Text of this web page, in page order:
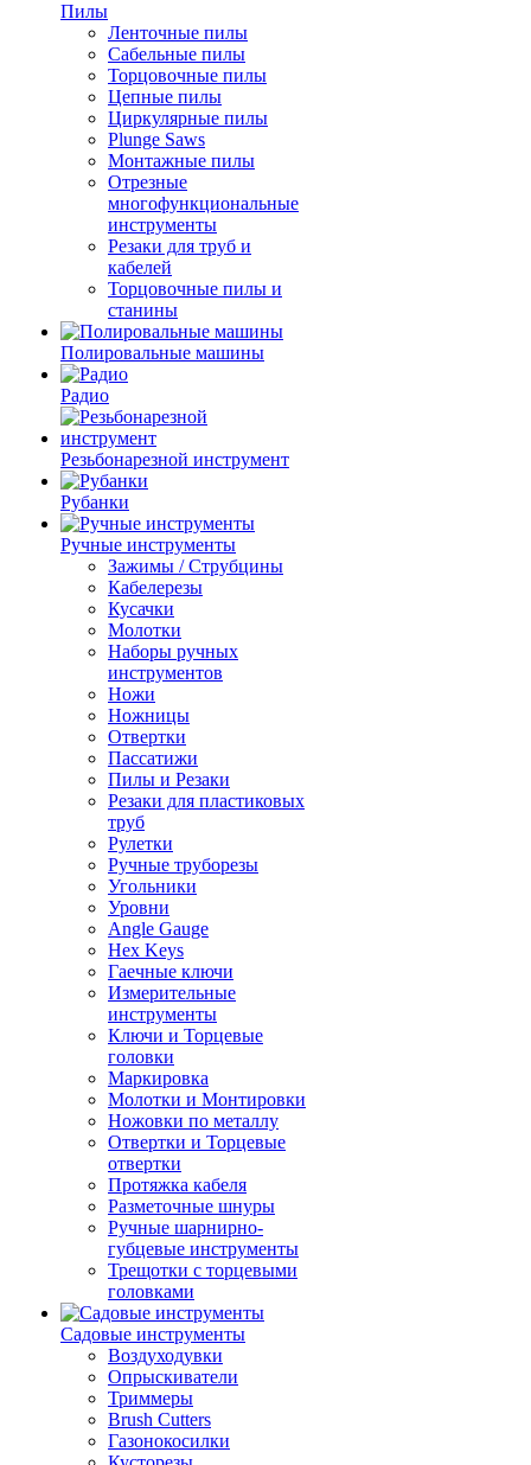
Пилы
Ленточные пилы
Сабельные пилы
Торцовочные пилы
Цепные пилы
Циркулярные пилы
Plunge Saws
Монтажные пилы
Отрезные
многофункциональные
инструменты
Резаки для труб и
кабелей
Торцовочные пилы и
станины
Полировальные машины
Радио
Резьбонарезной инструмент
Рубанки
Ручные инструменты
Зажимы / Струбцины
Кабелерезы
Кусачки
Молотки
Наборы ручных
инструментов
Ножи
Ножницы
Отвертки
Пассатижи
Пилы и Резаки
Резаки для пластиковых
труб
Рулетки
Ручные труборезы
Угольники
Уровни
Angle Gauge
Hex Keys
Гаечные ключи
Измерительные
инструменты
Ключи и Торцевые
головки
Маркировка
Молотки и Монтировки
Ножовки по металлу
Отвертки и Торцевые
отвертки
Протяжка кабеля
Разметочные шнуры
Ручные шарнирно-
губцевые инструменты
Трещотки с торцевыми
головками
Садовые инструменты
Воздуходувки
Опрыскиватели
Триммеры
Brush Cutters
Газонокосилки